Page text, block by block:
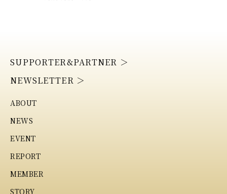
SUPPORTER&PARTNER ＞
NEWSLETTER ＞
ABOUT
NEWS
EVENT
REPORT
MEMBER
STORY